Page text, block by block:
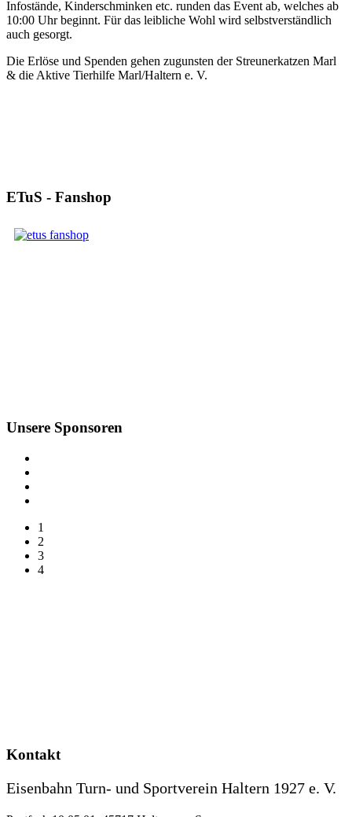
Infostände, Kinderschminken etc. runden das Event ab, welches ab
10:00 Uhr beginnt. Für das leibliche Wohl wird selbstverständlich
auch gesorgt.
Die Erlöse und Spenden gehen zugunsten der Streunerkatzen Marl
& die Aktive Tierhilfe Marl/Haltern e. V.
ETuS - Fanshop
Unsere Sponsoren
1
2
3
4
Kontakt
Eisenbahn Turn- und Sportverein Haltern 1927 e. V.